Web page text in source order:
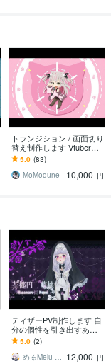
トランジション / 画面切り
替え制作します Vtuberさ
ん向け！YouTube投稿動画
にも✨
5.0 (83)
MoMoqune
10,000 円
ティザーPV制作します 自
分の個性を引き出すあな
ただけのティザーPVを！
5.0 (2)
めるMelu 映像クリエイター 12,000 円